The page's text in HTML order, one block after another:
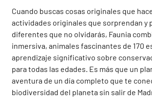
Cuando buscas cosas originales que
actividades originales que sorprendan y
diferentes que no olvidarás, Faunia
inmersiva, animales fascinantes de 170
aprendizaje significativo sobre
para todas las edades. Es más que un
aventura de un día completo que te
biodiversidad del planeta sin salir de